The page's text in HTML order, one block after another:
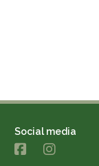
Social media